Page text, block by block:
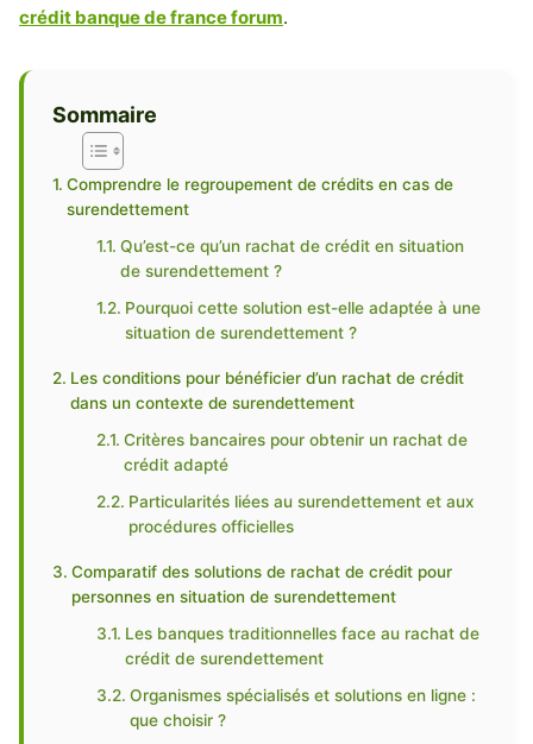
crédit banque de france forum.
Sommaire
Comprendre le regroupement de crédits en cas de
surendettement
Qu’est-ce qu’un rachat de crédit en situation
de surendettement ?
Pourquoi cette solution est-elle adaptée à une
situation de surendettement ?
Les conditions pour bénéficier d’un rachat de crédit
dans un contexte de surendettement
Critères bancaires pour obtenir un rachat de
crédit adapté
Particularités liées au surendettement et aux
procédures officielles
Comparatif des solutions de rachat de crédit pour
personnes en situation de surendettement
Les banques traditionnelles face au rachat de
crédit de surendettement
Organismes spécialisés et solutions en ligne :
que choisir ?